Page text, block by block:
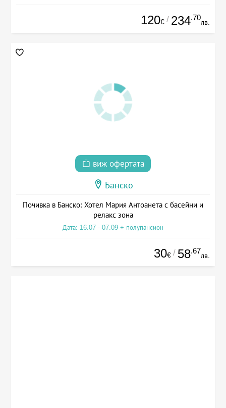
120€ / 234.70
лв.
виж офертата
Банско
Почивка в Банско: Хотел Мария Антоанета с басейни и
релакс зона
Дата: 16.07 - 07.09 + полупансион
30€ / 58.67
лв.